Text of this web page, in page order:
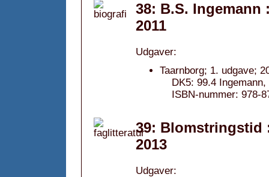
38: B.S. Ingemann
2011
Udgaver:
Taarnborg; 1. udgave;
DK5: 99.4
ISBN-nummer: 978-
39: Blomstringstid
2013
Udgaver: